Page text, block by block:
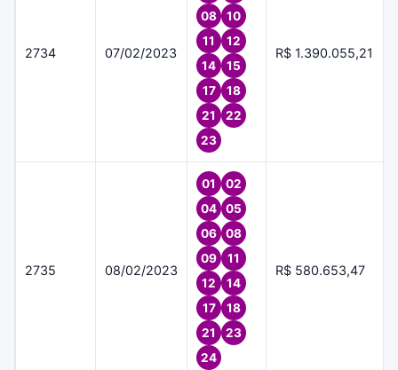
2734 07/02/2023
08
10
11
12
14
15
17
18
21
22
23
R$ 1.390.055,21
2735 08/02/2023
01
02
04
05
06
08
09
11
12
14
17
18
21
23
24
R$ 580.653,47